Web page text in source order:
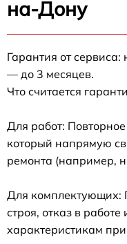
на-Дону
Гарантия от
— до 3 месяцев.
Что считается
Для работ:
который напрямую
ремонта (например,
Для
строя, отказ в
характеристикам